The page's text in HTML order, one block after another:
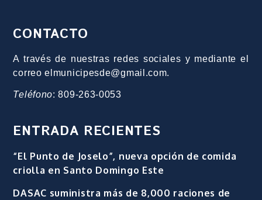
CONTACTO
A través de nuestras redes sociales y mediante el
correo elmunicipesde@gmail.com.
Teléfono: 809-263-0053
ENTRADA RECIENTES
“El Punto de Joselo”, nueva opción de comida
criolla en Santo Domingo Este
DASAC suministra más de 8,000 raciones de